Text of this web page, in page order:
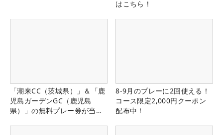
はこちら！
「潮来CC（茨城県）」＆「鹿
児島ガーデンGC（鹿児島
県）」の無料プレー券が当た
8-9月のプレーに2回使える！
コース限定2,000円クーポン
配布中！